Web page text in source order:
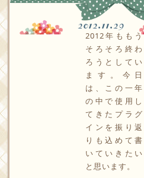
2012.11.29
2012年ももう
そろそろ終わ
ろうとしてい
ます。今日
は、この一年
の中で使用し
てきたプラグ
インを振り返
りも込めて書
いていきたい
と思います。